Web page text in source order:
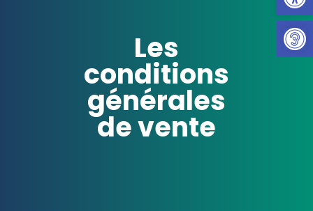
Les
conditions
générales
de vente